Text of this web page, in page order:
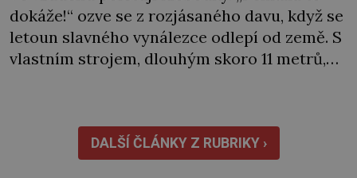
dokáže!“ ozve se z rozjásaného davu, když se
letoun slavného vynálezce odlepí od země. S
vlastním strojem, dlouhým skoro 11 metrů,
vzorem. Když Eduard Penkala (1871–1922),
rodák z Liptovského Mikuláše, v pouhých 50
letech umírá na zápal […]
DALŠÍ ČLÁNKY Z RUBRIKY ›